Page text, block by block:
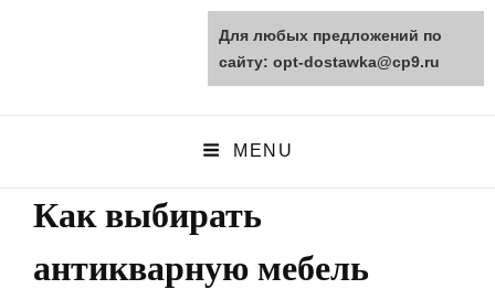
opt-dostawka.ru
MENU
Как выбирать
антикварную мебель
Для любых предложений по
сайту: opt-dostawka@cp9.ru